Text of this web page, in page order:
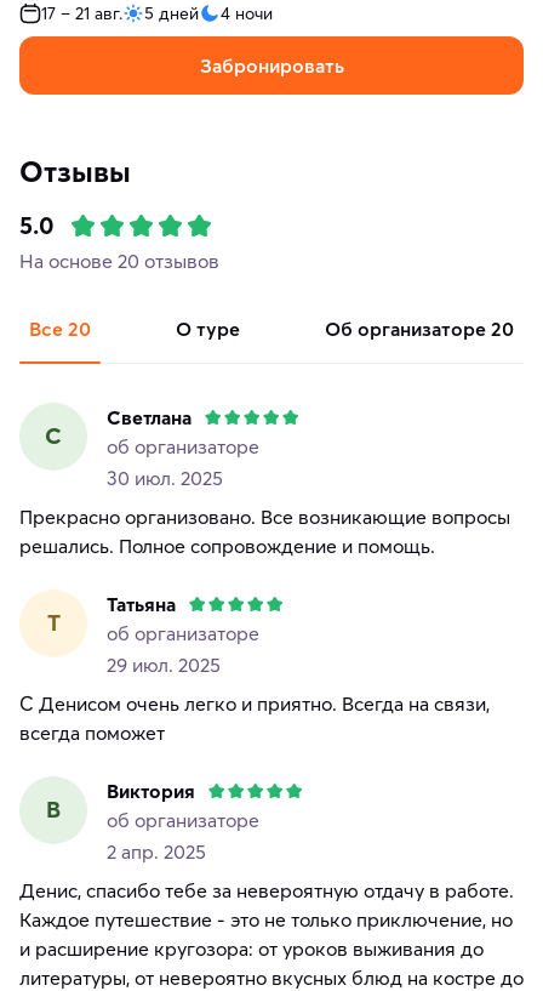
17 – 21 авг. 5 дней 4 ночи
Забронировать
Отзывы
5.0
На основе 20 отзывов
Все 20 о туре об организаторе 20
С
Светлана
об организаторе
30 июл. 2025
Прекрасно организовано. Все возникающие вопросы
решались. Полное сопровождение и помощь.
Т
Татьяна
об организаторе
29 июл. 2025
С Денисом очень легко и приятно. Всегда на связи,
всегда поможет
В
Виктория
об организаторе
2 апр. 2025
Денис, спасибо тебе за невероятную отдачу в работе.
Каждое путешествие - это не только приключение, но
и расширение кругозора: от уроков выживания до
литературы, от невероятно вкусных блюд на костре до